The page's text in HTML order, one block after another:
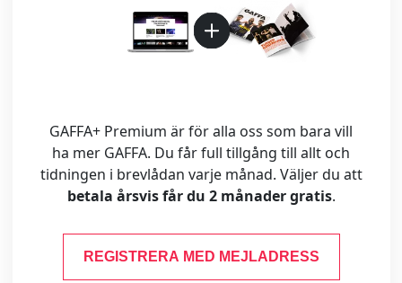
GAFFA+ Premium är för alla oss som bara vill
ha mer GAFFA. Du får full tillgång till allt och
tidningen i brevlådan varje månad. Väljer du att
betala årsvis får du 2 månader gratis.
REGISTRERA MED MEJLADRESS